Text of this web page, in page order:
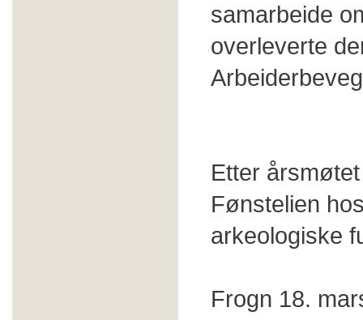
samarbeide
overleverte
Etter
Fønstelien
arkeologiske
Frogn 18.